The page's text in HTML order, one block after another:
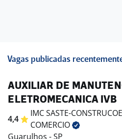
Vagas publicadas
AUXILIAR DE
ELETROMECANICA IVB
4,4
IMC SASTE-
COMERCIO
Guarulhos - SP